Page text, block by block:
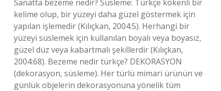
Sanatta bezeme nedir? Süsleme: Türkçe kökenli bir
kelime olup, bir yüzeyi daha güzel göstermek için
yapılan işlemedir (Kılıçkan, 2004:5). Herhangi bir
yüzeyi süslemek için kullanılan boyalı veya boyasız,
güzel düz veya kabartmalı şekillerdir (Kılıçkan,
2004:68). Bezeme nedir türkçe? DEKORASYON
(dekorasyon, süsleme). Her türlü mimari ürünün ve
günlük objelerin dekorasyonuna yönelik tüm